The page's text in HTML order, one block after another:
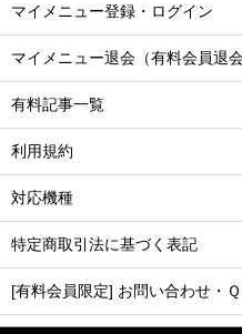
マイメニュー登録・ログイン
マイメニュー退会（有料会員退会
有料記事一覧
利用規約
対応機種
特定商取引法に基づく表記
[有料会員限定] お問い合わせ・Ｑ